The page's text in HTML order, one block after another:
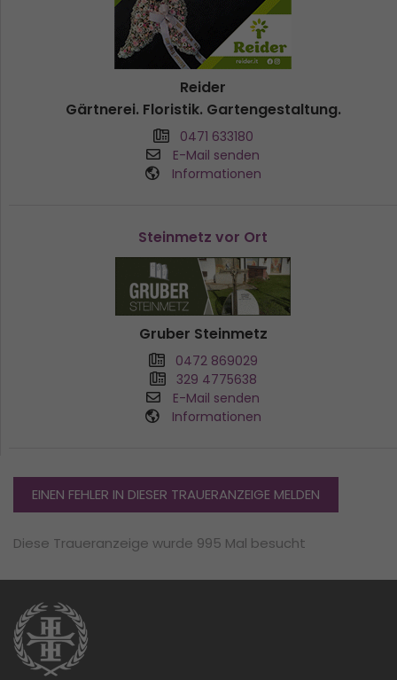
Reider
Gärtnerei. Floristik. Gartengestaltung.
0471 633180
E-Mail senden
Informationen
Steinmetz vor Ort
Gruber Steinmetz
0472 869029
329 4775638
E-Mail senden
Informationen
EINEN FEHLER IN DIESER TRAUERANZEIGE MELDEN
Diese Traueranzeige wurde 995 Mal besucht